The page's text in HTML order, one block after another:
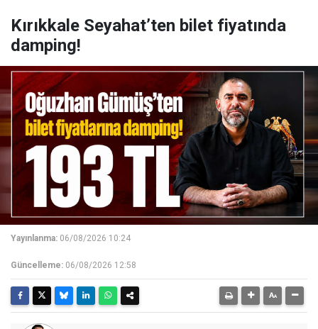
Kırıkkale Seyahat’ten bilet fiyatında
damping!
Yayınlanma: 06/08/2026 10:24
Güncelleme: 06/08/2026 12:58